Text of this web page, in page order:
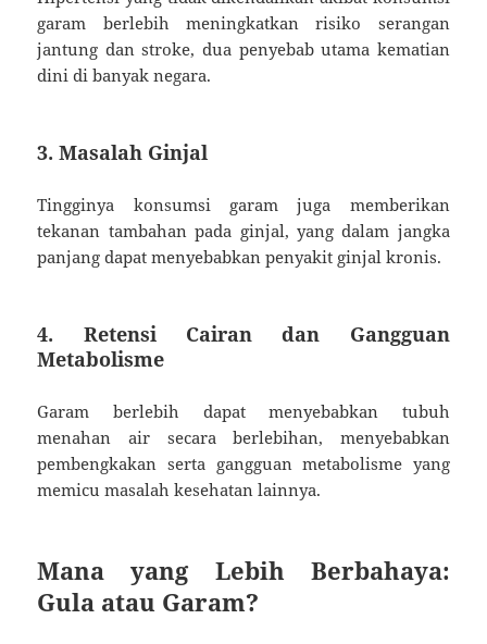
garam berlebih meningkatkan risiko serangan
jantung dan stroke, dua penyebab utama kematian
dini di banyak negara.
3. Masalah Ginjal
Tingginya konsumsi garam juga memberikan
tekanan tambahan pada ginjal, yang dalam jangka
panjang dapat menyebabkan penyakit ginjal kronis.
4. Retensi Cairan dan Gangguan
Metabolisme
Garam berlebih dapat menyebabkan tubuh
menahan air secara berlebihan, menyebabkan
pembengkakan serta gangguan metabolisme yang
memicu masalah kesehatan lainnya.
Mana yang Lebih Berbahaya:
Gula atau Garam?